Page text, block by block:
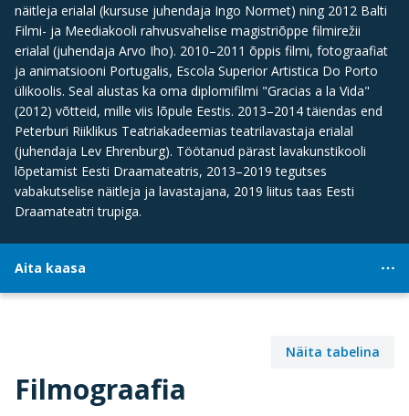
näitleja erialal (kursuse juhendaja Ingo Normet) ning 2012 Balti
Filmi- ja Meediakooli rahvusvahelise magistriõppe filmirežii
erialal (juhendaja Arvo Iho). 2010–2011 õppis filmi, fotograafiat
ja animatsiooni Portugalis, Escola Superior Artistica Do Porto
ülikoolis. Seal alustas ka oma diplomifilmi "Gracias a la Vida"
(2012) võtteid, mille viis lõpule Eestis. 2013–2014 täiendas end
Peterburi Riiklikus Teatriakadeemias teatrilavastaja erialal
(juhendaja Lev Ehrenburg). Töötanud pärast lavakunstikooli
lõpetamist Eesti Draamateatris, 2013–2019 tegutses
vabakutselise näitleja ja lavastajana, 2019 liitus taas Eesti
Draamateatri trupiga.
Aita kaasa
Filmograafia
Näita tabelina